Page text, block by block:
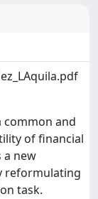
common and
of financial
a new
reformulating
task.